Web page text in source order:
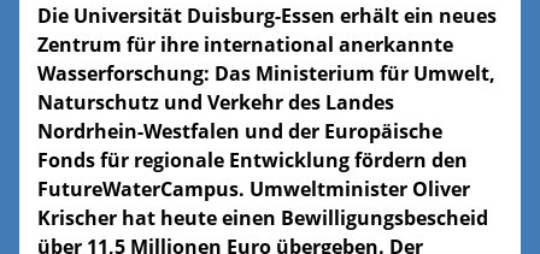
Die Universität Duisburg-Essen erhält ein neues
Zentrum für ihre international anerkannte
Wasserforschung: Das Ministerium für Umwelt,
Naturschutz und Verkehr des Landes
Nordrhein-Westfalen und der Europäische
Fonds für regionale Entwicklung fördern den
FutureWaterCampus. Umweltminister Oliver
Krischer hat heute einen Bewilligungsbescheid
über 11,5 Millionen Euro übergeben. Der